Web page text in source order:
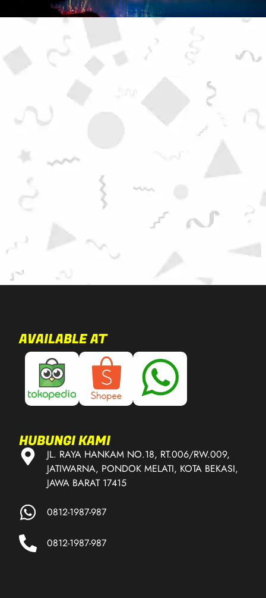
AVAILABLE AT
HUBUNGI KAMI
JL. RAYA HANKAM NO.18, RT.006/RW.009,
JATIWARNA, PONDOK MELATI, KOTA BEKASI,
JAWA BARAT 17415
0812-1987-987
0812-1987-987